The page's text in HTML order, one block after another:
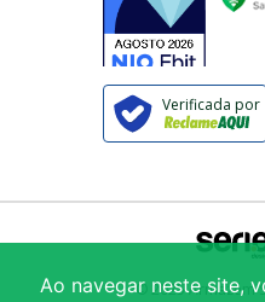
Verificada por
© 2025Armazém
Ao navegar neste site,